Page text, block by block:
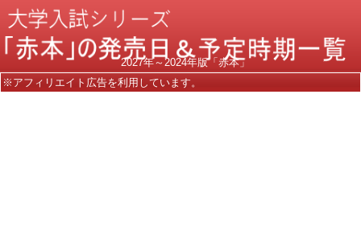
2027年～2024年版「赤本」
※アフィリエイト広告を利用しています。